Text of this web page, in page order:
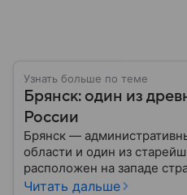
Узнать больше по теме
Брянск: один из
России
Брянск —
области и один из
расположен на западе
Белоруссией и Украиной, и
Читать дальше